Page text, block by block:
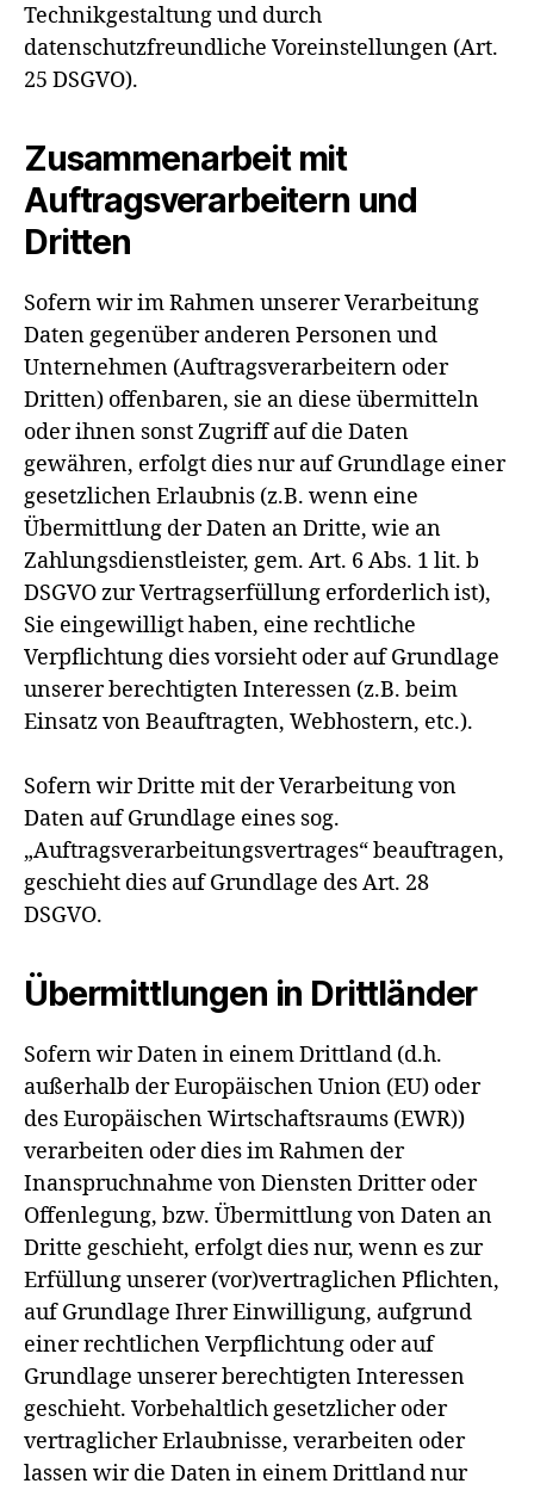
Technikgestaltung und durch
datenschutzfreundliche Voreinstellungen (Art.
25 DSGVO).
Zusammenarbeit mit
Auftragsverarbeitern und
Dritten
Sofern wir im Rahmen unserer Verarbeitung
Daten gegenüber anderen Personen und
Unternehmen (Auftragsverarbeitern oder
Dritten) offenbaren, sie an diese übermitteln
oder ihnen sonst Zugriff auf die Daten
gewähren, erfolgt dies nur auf Grundlage einer
gesetzlichen Erlaubnis (z.B. wenn eine
Übermittlung der Daten an Dritte, wie an
Zahlungsdienstleister, gem. Art. 6 Abs. 1 lit. b
DSGVO zur Vertragserfüllung erforderlich ist),
Sie eingewilligt haben, eine rechtliche
Verpflichtung dies vorsieht oder auf Grundlage
unserer berechtigten Interessen (z.B. beim
Einsatz von Beauftragten, Webhostern, etc.).
Sofern wir Dritte mit der Verarbeitung von
Daten auf Grundlage eines sog.
„Auftragsverarbeitungsvertrages“ beauftragen,
geschieht dies auf Grundlage des Art. 28
DSGVO.
Übermittlungen in Drittländer
Sofern wir Daten in einem Drittland (d.h.
außerhalb der Europäischen Union (EU) oder
des Europäischen Wirtschaftsraums (EWR))
verarbeiten oder dies im Rahmen der
Inanspruchnahme von Diensten Dritter oder
Offenlegung, bzw. Übermittlung von Daten an
Dritte geschieht, erfolgt dies nur, wenn es zur
Erfüllung unserer (vor)vertraglichen Pflichten,
auf Grundlage Ihrer Einwilligung, aufgrund
einer rechtlichen Verpflichtung oder auf
Grundlage unserer berechtigten Interessen
geschieht. Vorbehaltlich gesetzlicher oder
vertraglicher Erlaubnisse, verarbeiten oder
lassen wir die Daten in einem Drittland nur